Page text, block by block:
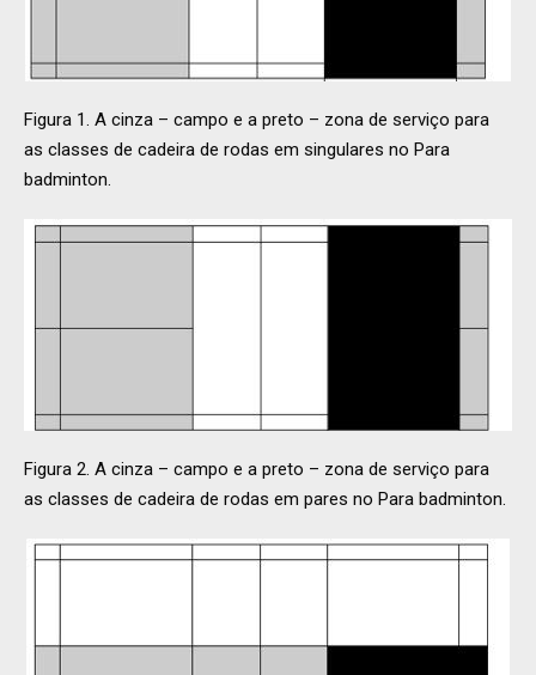
Figura 1. A cinza – campo e a preto – zona de serviço para
as classes de cadeira de rodas em singulares no Para
badminton.
Figura 2. A cinza – campo e a preto – zona de serviço para
as classes de cadeira de rodas em pares no Para badminton.